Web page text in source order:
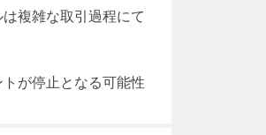
複雑な取引過程にて
が停止となる可能性